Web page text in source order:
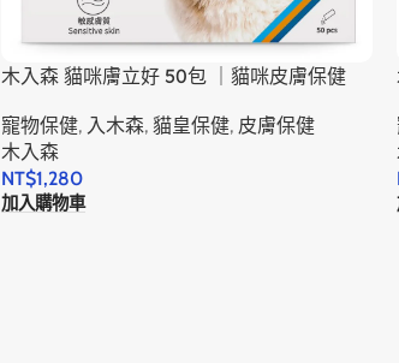
木入森 貓咪膚立好 50包 ｜貓咪皮膚保健
寵物保健, 入木森, 貓皇保健, 皮膚保健
木入森
NT$1,280
加入購物車